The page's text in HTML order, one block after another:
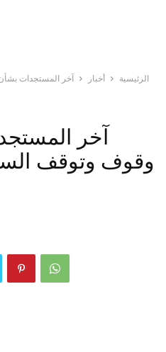
الرئيسية أخبار
آخر المستجدات
آخر
وقوف وتوقف